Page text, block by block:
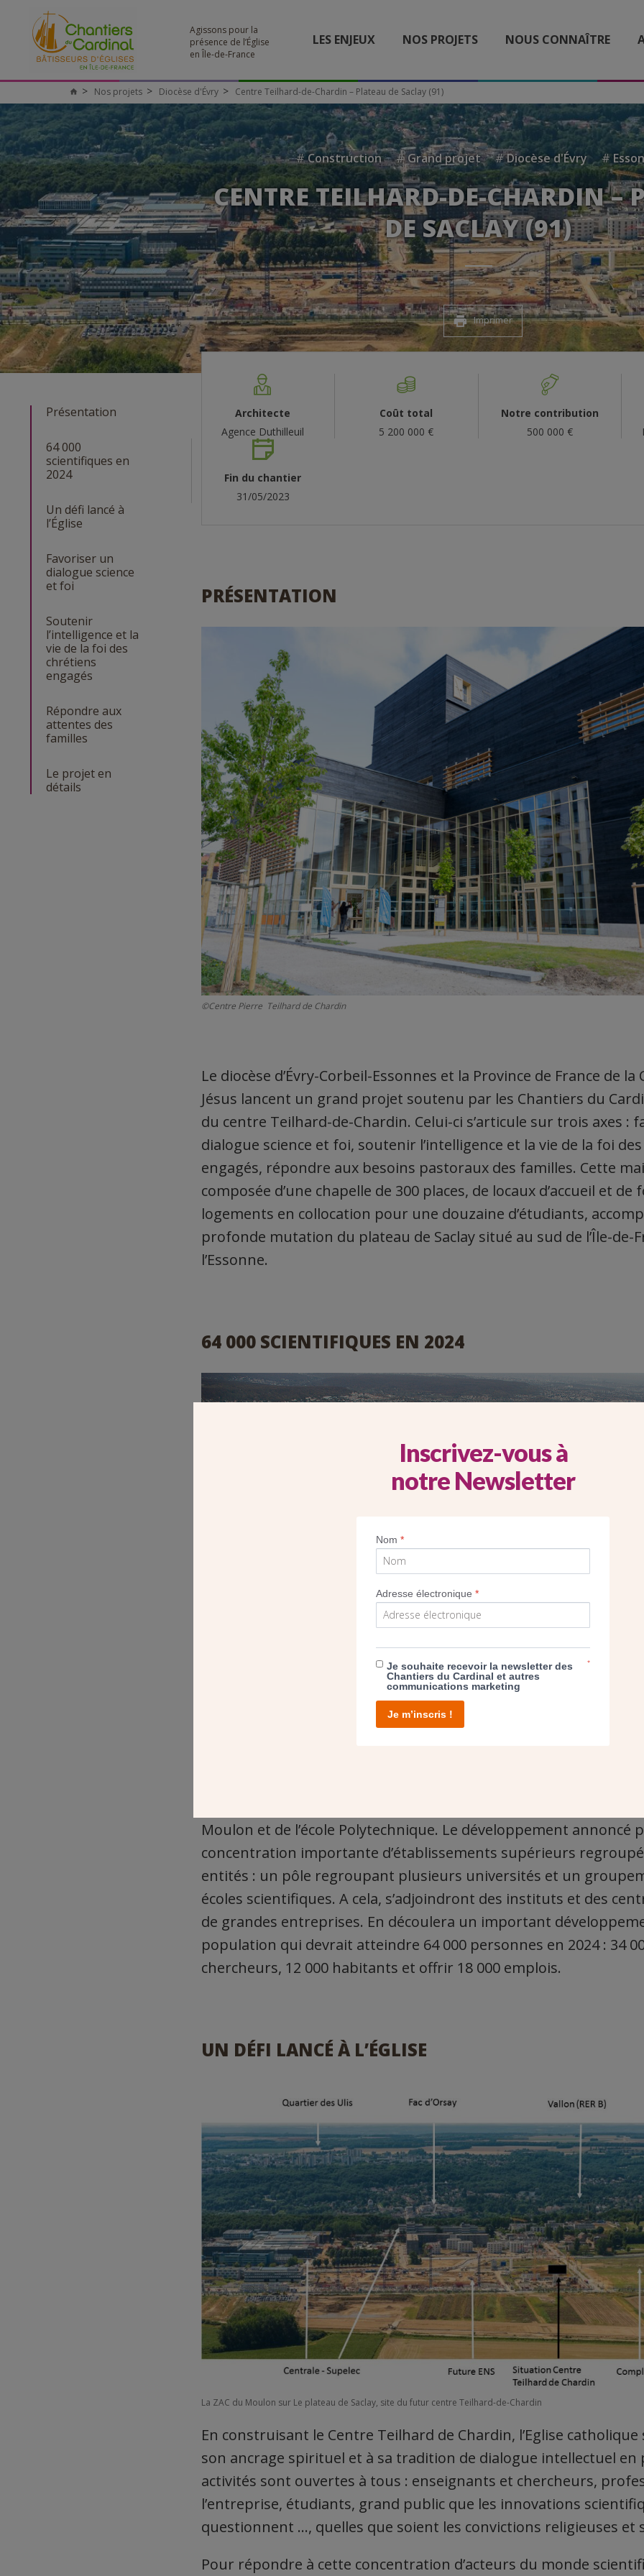
Agissons pour la
présence de l’Église
en Île-de-France
LES ENJEUX NOS PROJETS NOUS CONNAÎTRE
Nos projets Diocèse d'Évry Centre Teilhard-de-Chardin – Plateau de Saclay (91)
#Construction #Grand projet #Diocèse d'Évry #
CENTRE TEILHARD-DE-CHARDIN –
DE SACLAY (91)
Imprimer
Présentation
64 000
scientifiques en
2024
Un défi lancé à
l’Église
Favoriser un
dialogue science
et foi
Soutenir
l’intelligence et la
vie de la foi des
chrétiens
engagés
Répondre aux
attentes des
familles
Le projet en
détails
Architecte
Agence Duthilleuil
Coût total
5 200 000 €
Notre contribution
500 000 €
Fin du chantier
31/05/2023
PRÉSENTATION
©Centre Pierre Teilhard de Chardin
Le diocèse d’Évry-Corbeil-Essonnes et la Province de France de la
Jésus lancent un grand projet soutenu par les Chantiers du
du centre Teilhard-de-Chardin. Celui-ci s’articule sur trois axes :
dialogue science et foi, soutenir l’intelligence et la vie de la foi
engagés, répondre aux besoins pastoraux des familles. Cette
composée d’une chapelle de 300 places, de locaux d’accueil et
logements en collocation pour une douzaine d’étudiants,
profonde mutation du plateau de Saclay situé au sud de l’Île-de-
l’Essonne.
64 000 SCIENTIFIQUES EN 2024
Moulon et de l’école Polytechnique. Le développement annoncé
concentration importante d’établissements supérieurs
entités : un pôle regroupant plusieurs universités et un
écoles scientifiques. A cela, s’adjoindront des instituts et des
de grandes entreprises. En découlera un important
population qui devrait atteindre 64 000 personnes en 2024 : 34
chercheurs, 12 000 habitants et offrir 18 000 emplois.
UN DÉFI LANCÉ À L’ÉGLISE
La ZAC du Moulon sur Le plateau de Saclay, site du futur centre Teilhard-de-Chardin
En construisant le Centre Teilhard de Chardin, l’Eglise catholique
son ancrage spirituel et à sa tradition de dialogue intellectuel en
activités sont ouvertes à tous : enseignants et chercheurs,
l’entreprise, étudiants, grand public que les innovations
questionnent …, quelles que soient les convictions religieuses et
Pour répondre à cette concentration d’acteurs du monde
Inscrivez-vous à
notre Newsletter
Nom*
Adresse électronique*
Je souhaite recevoir la newsletter des
Chantiers du Cardinal et autres
communications marketing
*
Je m’inscris !